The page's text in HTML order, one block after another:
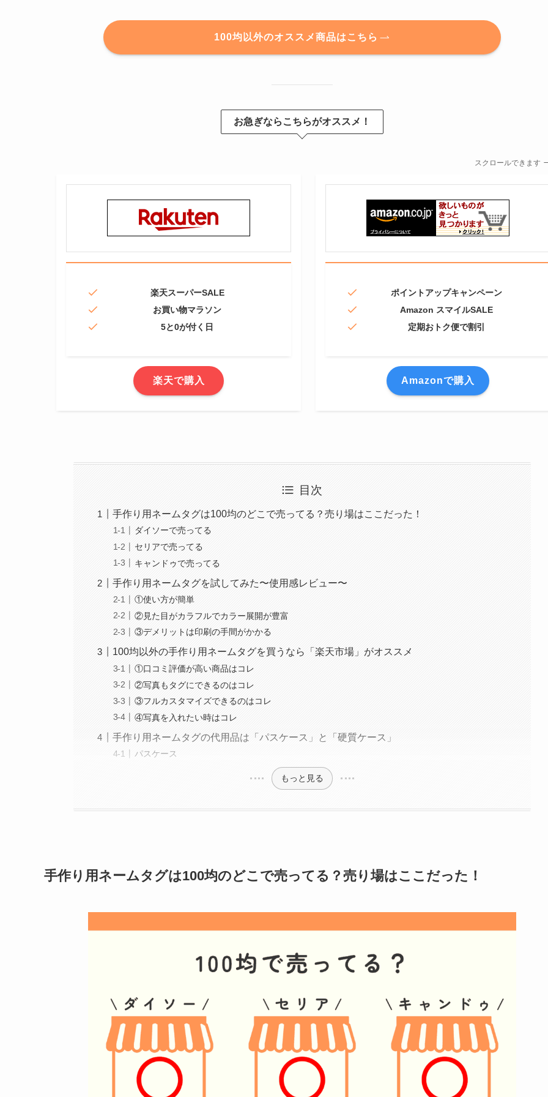
100均以外のオススメ商品はこちら
お急ぎならこちらがオススメ！
スクロールできます
楽天スーパーSALE
お買い物マラソン
5と0が付く日
楽天で購入
ポイントアップキャンペーン
Amazon スマイルSALE
定期おトク便で割引
Amazonで購入
目次
手作り用ネームタグは100均のどこで売ってる？売り場はここだった！
ダイソーで売ってる
セリアで売ってる
キャンドゥで売ってる
手作り用ネームタグを試してみた〜使用感レビュー〜
①使い方が簡単
②見た目がカラフルでカラー展開が豊富
③デメリットは印刷の手間がかかる
100均以外の手作り用ネームタグを買うなら「楽天市場」がオススメ
①口コミ評価が高い商品はコレ
②写真もタグにできるのはコレ
③フルカスタマイズできるのはコレ
④写真を入れたい時はコレ
手作り用ネームタグの代用品は「パスケース」と「硬質ケース」
パスケース
もっと見る
手作り用ネームタグは100均のどこで売ってる？売り場はここだった！